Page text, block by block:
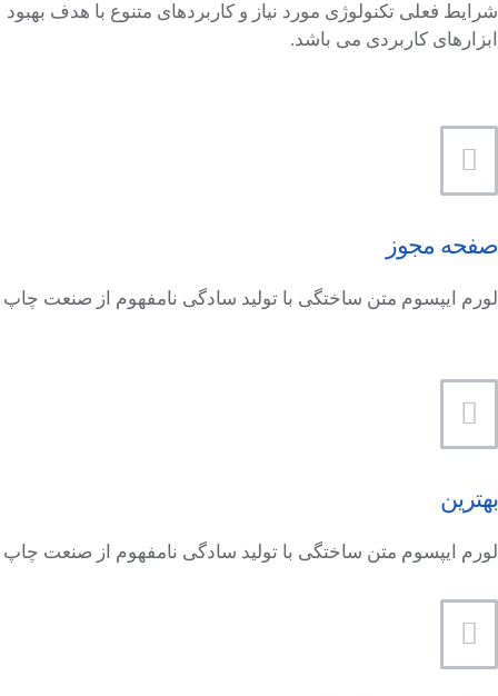
شرایط فعلی تکنولوژی مورد نیاز و کاربردهای متنوع با هدف بهبود
ابزارهای کاربردی می باشد.
صفحه مجوز
لورم ایپسوم متن ساختگی با تولید سادگی نامفهوم از صنعت چاپ
بهترین
لورم ایپسوم متن ساختگی با تولید سادگی نامفهوم از صنعت چاپ